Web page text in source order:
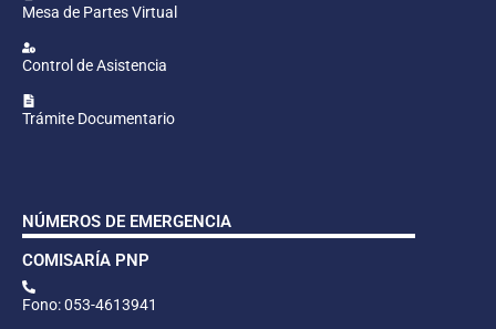
Mesa de Partes Virtual
Control de Asistencia
Trámite Documentario
NÚMEROS DE EMERGENCIA
COMISARÍA PNP
Fono: 053-4613941